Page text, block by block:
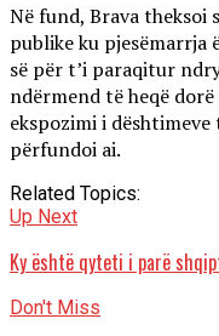
Në fund, Brava
publike ku pjesëmarrja
së për t’i paraqitur
ndërmend të heqë
ekspozimi i
përfundoi ai.
Related Topics:
Up Next
Ky është qyteti i parë
Don't Miss